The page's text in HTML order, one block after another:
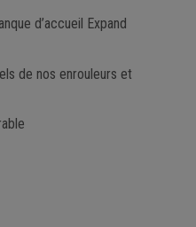
d’accueil Expand
de nos enrouleurs et